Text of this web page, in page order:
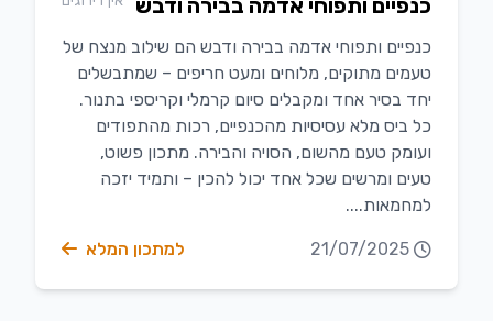
כנפיים ותפוחי אדמה בבירה ודבש
כנפיים ותפוחי אדמה בבירה ודבש הם שילוב מנצח של
טעמים מתוקים, מלוחים ומעט חריפים – שמתבשלים
יחד בסיר אחד ומקבלים סיום קרמלי וקריספי בתנור.
כל ביס מלא עסיסיות מהכנפיים, רכות מהתפודים
ועומק טעם מהשום, הסויה והבירה. מתכון פשוט,
טעים ומרשים שכל אחד יכול להכין – ותמיד יזכה
למחמאות....
21/07/2025 למתכון המלא